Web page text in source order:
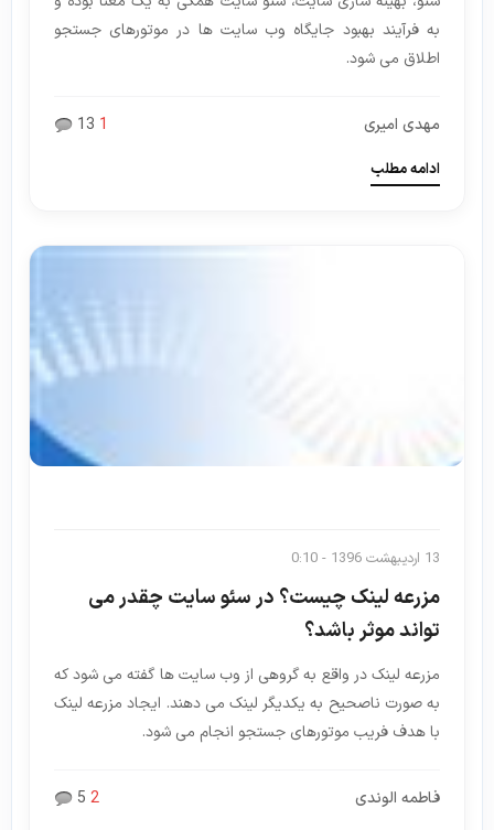
به فرآیند بهبود جایگاه وب سایت ها در موتورهای جستجو
اطلاق می شود.
مهدی امیری 13 1
ادامه مطلب
13 اردیبهشت 1396 - 0:10
مزرعه لینک چیست؟ در سئو سایت چقدر می
تواند موثر باشد؟
مزرعه لینک در واقع به گروهی از وب سایت ها گفته می شود که
به صورت ناصحیح به یکدیگر لینک می دهند. ایجاد مزرعه لینک
با هدف فریب موتورهای جستجو انجام می شود.
فاطمه الوندی 5 2